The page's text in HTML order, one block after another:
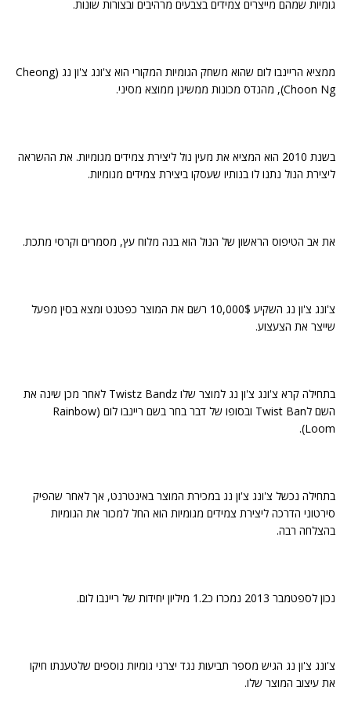
גומיות שמהם מייצרים צמידים בצבעים מרהיבים ובצורות שונות.
ממציא הריינבו לום שהוא משחק הגומיות המקורי הוא צ'ונג צ'ון נג (Cheong
Choon Ng), מהנדס מכונות ממשיגן ממוצא מסיני.
בשנת 2010 הוא המציא את מעין נול ליצירת צמידים מגומיות. את ההשראה
ליצירת הנול נתנו לו בנותיו שעסקו ביצירת צמידים מגומיות.
את אב הטיפוס הראשון של הנול הוא בנה מלוח עץ, מסמרים וקרסי מתכת.
צ'ונג צ'ון נג השקיע 10,000$ רשם את המוצר כפטנט ומצא בסין מפעל
שייצר את הצעצוע.
בתחילה קרא צ'ונג צ'ון נג למוצר שלו Twistz Bandz לאחר מכן שינה את
השם לTwist Ban ובסופו של דבר בחר בשם ריינבו לום (Rainbow
Loom).
בתחילה נכשל צ'ונג צ'ון נג במכירת המוצר באינטרנט, אך לאחר שהפיק
סירטוני הדרכה ליצירת צמידים מגומיות הוא החל למכור את הגומיות
בהצלחה רבה.
נכון לספטמבר 2013 נמכרו כ1.2 מיליון יחידות של ריינבו לום.
צ'ונג צ'ון נג הגיש מספר תביעות נגד יצרני גומיות נוספים שלטענתו חיקו
את עיצוב המוצר שלו.